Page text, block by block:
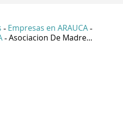
- Empresas en ARAUCA -
- Asociacion De Madre...